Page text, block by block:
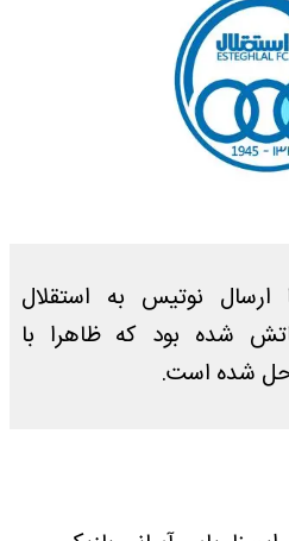
نوتیس به استقلال
شده بود که ظاهرا با
شده است.